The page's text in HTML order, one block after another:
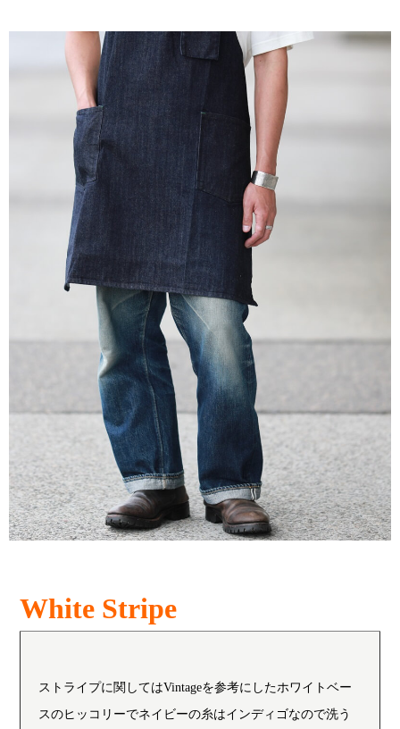
White Stripe
ストライプに関してはVintageを参考にしたホワイトベー
スのヒッコリーでネイビーの糸はインディゴなので洗う